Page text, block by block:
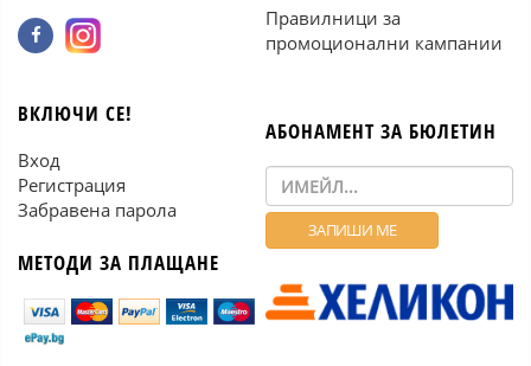
Правилници за
промоционални кампании
ВКЛЮЧИ СЕ!
Вход
Регистрация
Забравена парола
МЕТОДИ ЗА ПЛАЩАНЕ
АБОНАМЕНТ ЗА БЮЛЕТИН